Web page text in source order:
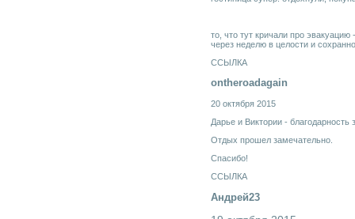
то, что тут кричали про
через неделю в целости и
ССЫЛКА
ontheroadagain
20 октября 2015
Дарье и Виктории - благодарность
Отдых прошел замечательно.
Спасибо!
ССЫЛКА
Андрей23